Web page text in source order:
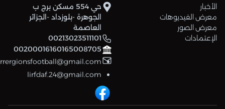
الأخبار
معرض الفيديوهات
معرض الصور
الإعتمادات
حي 554 مسكن برج ب
الجوهرة -بلوزداد -الجزائر
العاصمة
00213023511101
00200016160165008705
lirfdaf.24@gmail.com